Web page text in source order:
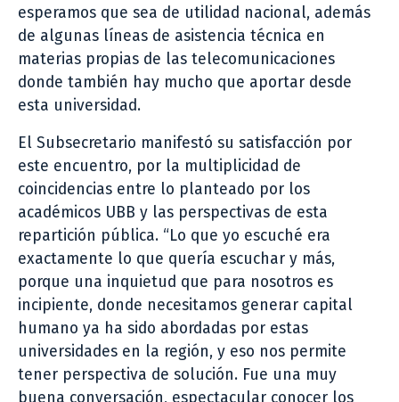
esperamos que sea de utilidad nacional, además
de algunas líneas de asistencia técnica en
materias propias de las telecomunicaciones
donde también hay mucho que aportar desde
esta universidad.
El Subsecretario manifestó su satisfacción por
este encuentro, por la multiplicidad de
coincidencias entre lo planteado por los
académicos UBB y las perspectivas de esta
repartición pública. “Lo que yo escuché era
exactamente lo que quería escuchar y más,
porque una inquietud que para nosotros es
incipiente, donde necesitamos generar capital
humano ya ha sido abordadas por estas
universidades en la región, y eso nos permite
tener perspectiva de solución. Fue una muy
buena conversación, espectacular conocer los